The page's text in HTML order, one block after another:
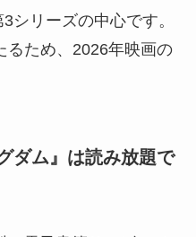
シリーズの中心です。
るため、2026年映画の
ダム』は読み放題で